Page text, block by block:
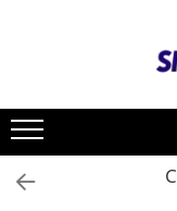
Consumabile
Cartuse si tonere
Pentru firme